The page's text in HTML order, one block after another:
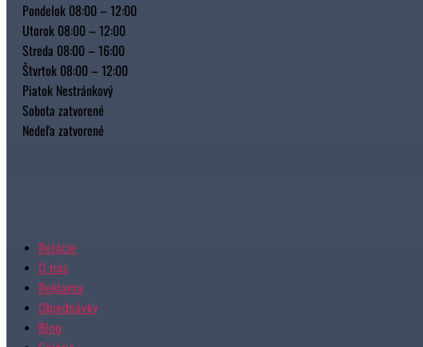
Pondelok 08:00 – 12:00
Utorok 08:00 – 12:00
Streda 08:00 – 16:00
Štvrtok 08:00 – 12:00
Piatok Nestránkový
Sobota zatvorené
Nedeľa zatvorené
Relácie
O nás
Reklama
Objednávky
Blog